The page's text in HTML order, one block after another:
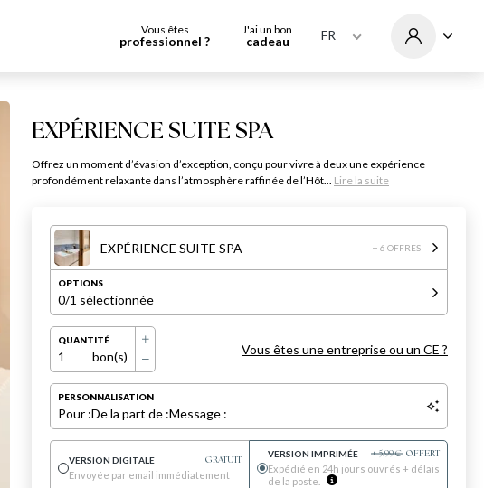
Vous êtes
professionnel ?
J'ai un bon
cadeau FR
EXPÉRIENCE SUITE SPA
Offrez un moment d’évasion d’exception, conçu pour vivre à deux une expérience
profondément relaxante dans l’atmosphère raffinée de l’Hôt... Lire la suite
EXPÉRIENCE SUITE SPA + 6 OFFRES
OPTIONS
0/1 sélectionnée
QUANTITÉ
1 bon(s) Vous êtes une entreprise ou un CE ?
PERSONNALISATION
Pour :De la part de :Message :
VERSION DIGITALE GRATUIT
Envoyée par email immédiatement
VERSION IMPRIMÉE +5.99 € OFFERT
Expédié en 24h jours ouvrés + délais
de la poste.